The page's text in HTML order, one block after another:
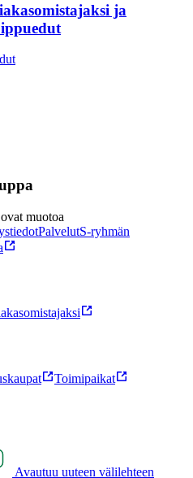
ja
muotoa
PalvelutS-ryhmän
Toimipaikat
Avautuu uuteen välilehteen